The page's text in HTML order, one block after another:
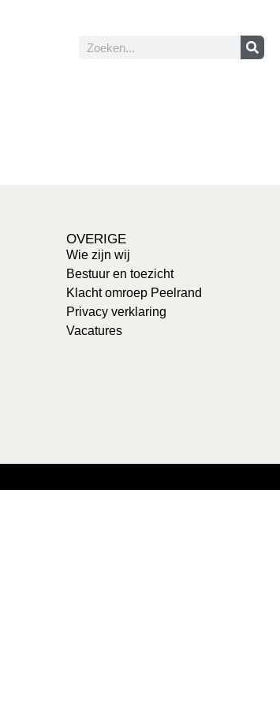
OVERIGE
Wie zijn wij
Bestuur en toezicht
Klacht omroep Peelrand
Privacy verklaring
Vacatures